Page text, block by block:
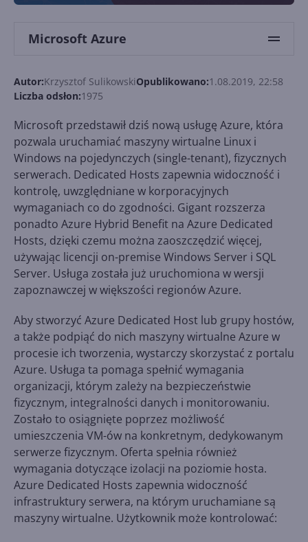
Microsoft Azure
Autor:Krzysztof SulikowskiOpublikowano:1.08.2019, 22:58
Liczba odsłon:1975
Microsoft przedstawił dziś nową usługę Azure, która
pozwala uruchamiać maszyny wirtualne Linux i
Windows na pojedynczych (single-tenant), fizycznych
serwerach. Dedicated Hosts zapewnia widoczność i
kontrolę, uwzględniane w korporacyjnych
wymaganiach co do zgodności. Gigant rozszerza
ponadto Azure Hybrid Benefit na Azure Dedicated
Hosts, dzięki czemu można zaoszczędzić więcej,
używając licencji on-premise Windows Server i SQL
Server. Usługa została już uruchomiona w wersji
zapoznawczej w większości regionów Azure.
Aby stworzyć Azure Dedicated Host lub grupy hostów,
a także podpiąć do nich maszyny wirtualne Azure w
procesie ich tworzenia, wystarczy skorzystać z portalu
Azure. Usługa ta pomaga spełnić wymagania
organizacji, którym zależy na bezpieczeństwie
fizycznym, integralności danych i monitorowaniu.
Zostało to osiągnięte poprzez możliwość
umieszczenia VM-ów na konkretnym, dedykowanym
serwerze fizycznym. Oferta spełnia również
wymagania dotyczące izolacji na poziomie hosta.
Azure Dedicated Hosts zapewnia widoczność
infrastruktury serwera, na którym uruchamiane są
maszyny wirtualne. Użytkownik może kontrolować: